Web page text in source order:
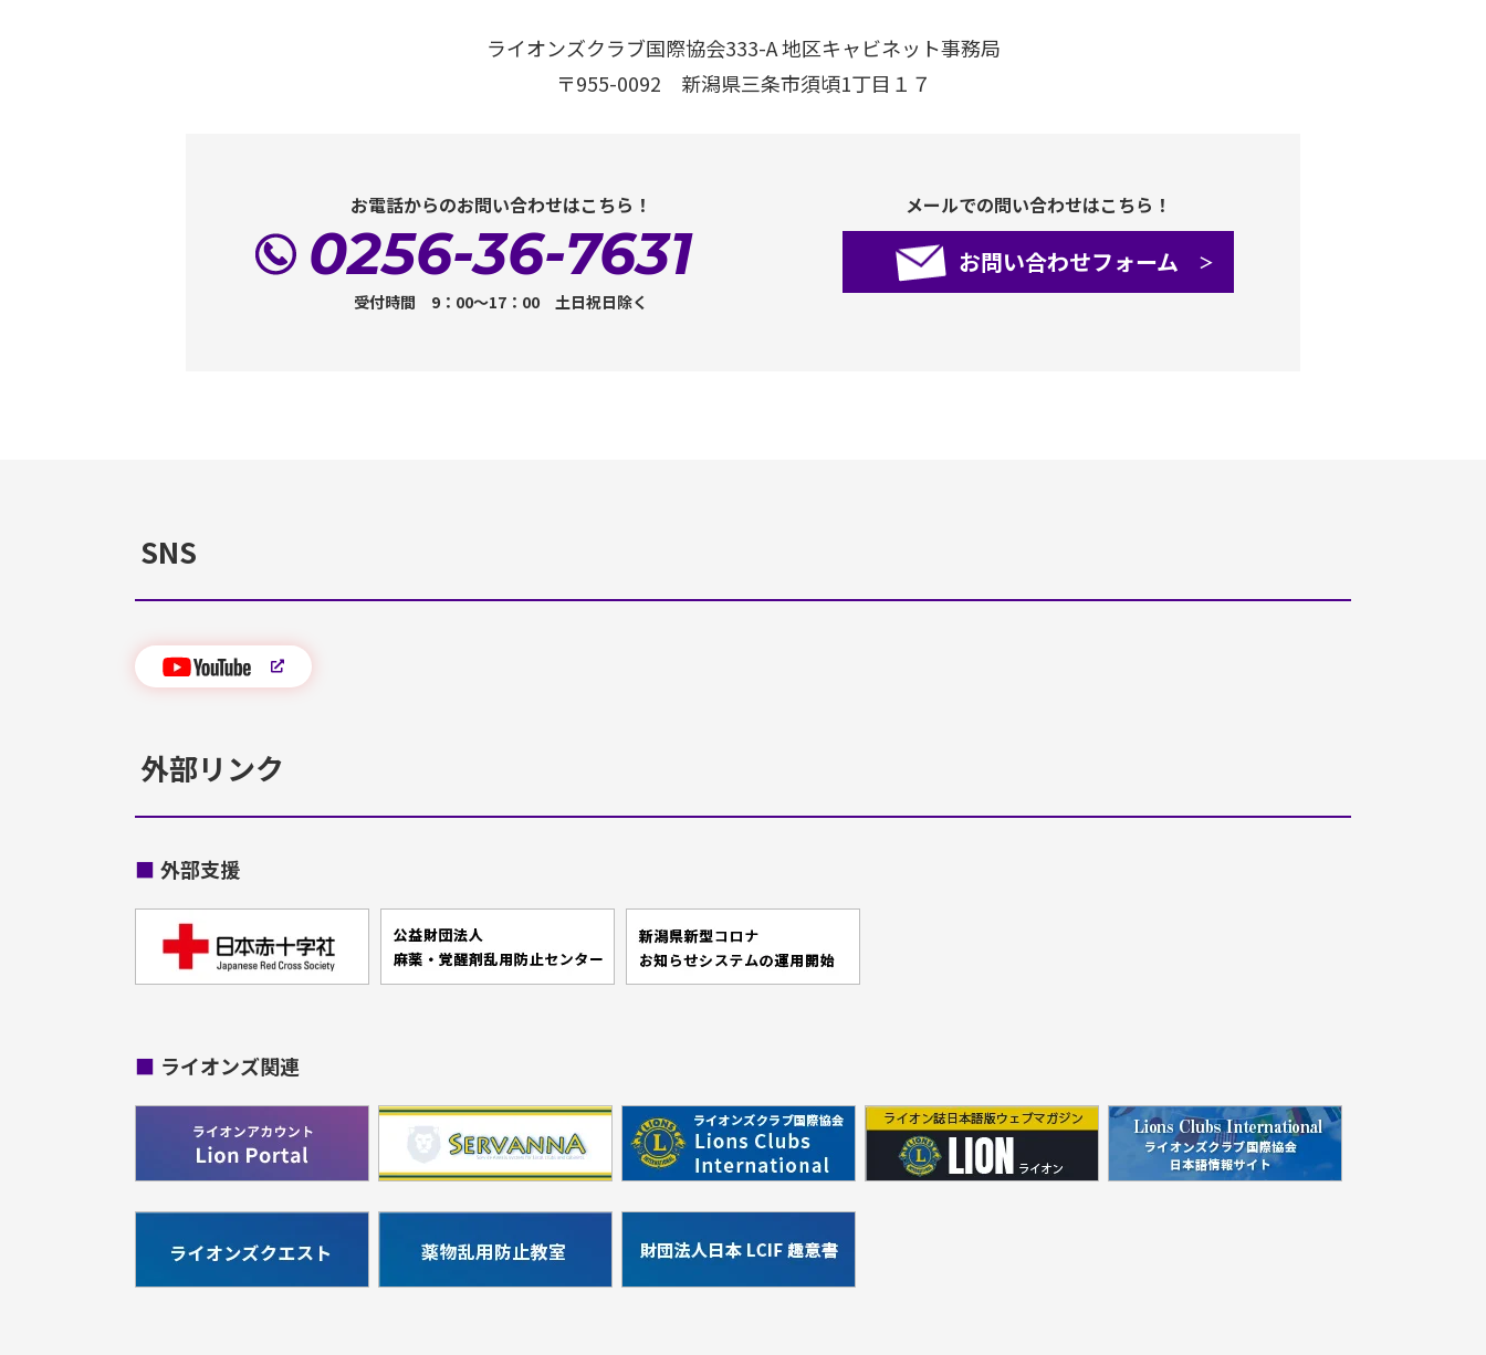
ライオンズクラブ国際協会333-A 地区キャビネット事務局
〒955-0092 新潟県三条市須頃1丁目１７
お電話からのお問い合わせはこちら！
0256-36-7631
受付時間 9：00～17：00 土日祝日除く
メールでの問い合わせはこちら！
お問い合わせフォーム
SNS
外部リンク
■ 外部支援
■ ライオンズ関連